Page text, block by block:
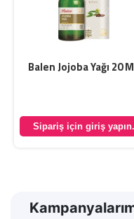
Balen Jojoba Yağı 20
Sipariş için giriş yapın.